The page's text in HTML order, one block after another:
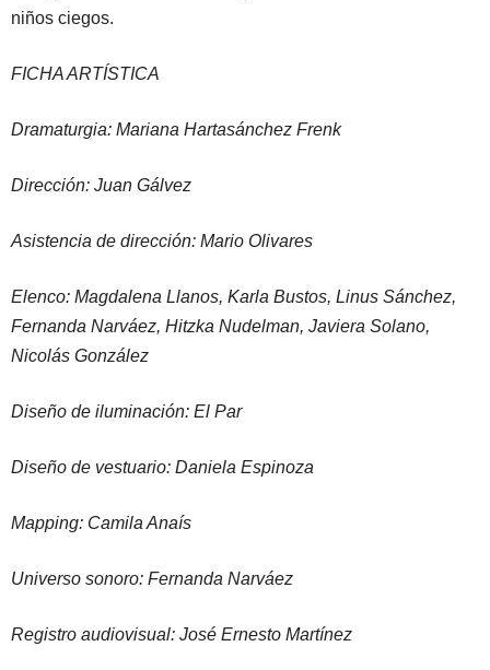
niños ciegos.
FICHA ARTÍSTICA
Dramaturgia: Mariana Hartasánchez Frenk
Dirección: Juan Gálvez
Asistencia de dirección: Mario Olivares
Elenco: Magdalena Llanos, Karla Bustos, Linus Sánchez,
Fernanda Narváez, Hitzka Nudelman, Javiera Solano,
Nicolás González
Diseño de iluminación: El Par
Diseño de vestuario: Daniela Espinoza
Mapping: Camila Anaís
Universo sonoro: Fernanda Narváez
Registro audiovisual: José Ernesto Martínez